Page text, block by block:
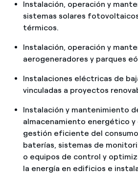
Instalación, operación y
sistemas solares
térmicos.
Instalación, operación y
aerogeneradores y parques
Instalaciones eléctricas de
vinculadas a proyectos
Instalación y mantenimiento
almacenamiento energético y
gestión eficiente del
baterías, sistemas de
o equipos de control y
la energía en edificios e